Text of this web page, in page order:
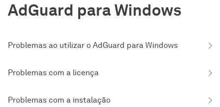
AdGuard para Windows
Problemas ao utilizar o AdGuard para Windows
Problemas com a licença
Problemas com a instalação